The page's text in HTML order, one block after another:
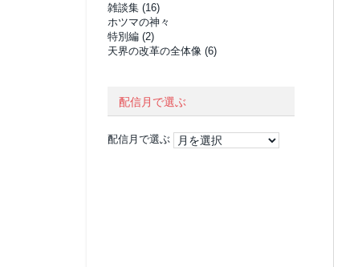
雑談集 (16)
ホツマの神々
特別編 (2)
天界の改革の全体像 (6)
配信月で選ぶ
配信月で選ぶ